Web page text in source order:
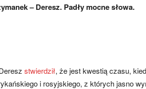
– Deresz. Padły mocne słowa.
stwierdził, że jest kwestią czasu,
i rosyjskiego, z których jasno